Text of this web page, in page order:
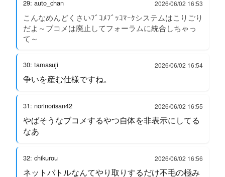
29: auto_chan 2026/06/02 16:53
こんなめんどくさいﾌﾞｺﾒﾌﾞｯｺﾏｰｸシステムはこりごり
だよ～ブコメは廃止してフォーラムに統合しちゃっ
て～
30: tamasuji 2026/06/02 16:54
争いを産む仕様ですね。
31: norinorisan42 2026/06/02 16:55
やばそうなブコメするやつ自体を非表示にしてる
なあ
32: chikurou 2026/06/02 16:56
ネットバトルなんてやり取りするだけ不毛の極み